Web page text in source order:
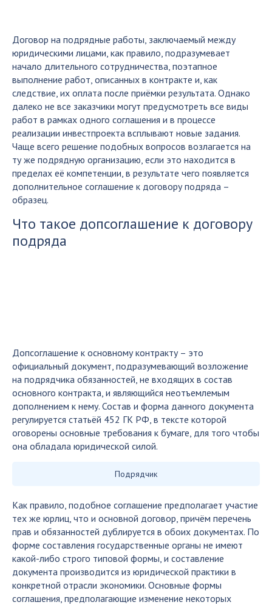
Договор на подрядные работы, заключаемый между
юридическими лицами, как правило, подразумевает
начало длительного сотрудничества, поэтапное
выполнение работ, описанных в контракте и, как
следствие, их оплата после приёмки результата. Однако
далеко не все заказчики могут предусмотреть все виды
работ в рамках одного соглашения и в процессе
реализации инвестпроекта всплывают новые задания.
Чаще всего решение подобных вопросов возлагается на
ту же подрядную организацию, если это находится в
пределах её компетенции, в результате чего появляется
дополнительное соглашение к договору подряда –
образец.
Что такое допсоглашение к договору
подряда
Допсоглашение к основному контракту – это
официальный документ, подразумевающий возложение
на подрядчика обязанностей, не входящих в состав
основного контракта, и являющийся неотъемлемым
дополнением к нему. Состав и форма данного документа
регулируется статьёй 452 ГК РФ, в тексте которой
оговорены основные требования к бумаге, для того чтобы
она обладала юридической силой.
Подрядчик
Как правило, подобное соглашение предполагает участие
тех же юрлиц, что и основной договор, причём перечень
прав и обязанностей дублируется в обоих документах. По
форме составления государственные органы не имеют
какой-либо строго типовой формы, и составление
документа производится из юридической практики в
конкретной отрасли экономики. Основные формы
соглашения, предполагающие изменение некоторых